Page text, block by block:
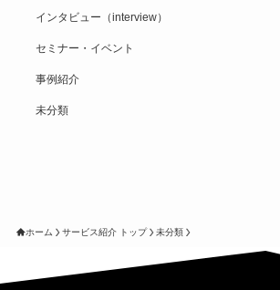
インタビュー（interview）
セミナー・イベント
事例紹介
未分類
ホーム サービス紹介 トップ 未分類